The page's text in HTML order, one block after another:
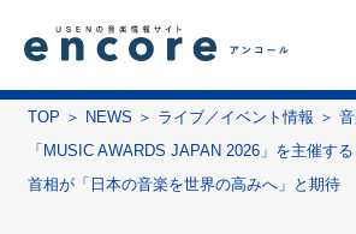
TOP NEWS ライブ／イベント情報
「MUSIC AWARDS JAPAN 2026」を主催す
首相が「日本の音楽を世界の高みへ」と期待